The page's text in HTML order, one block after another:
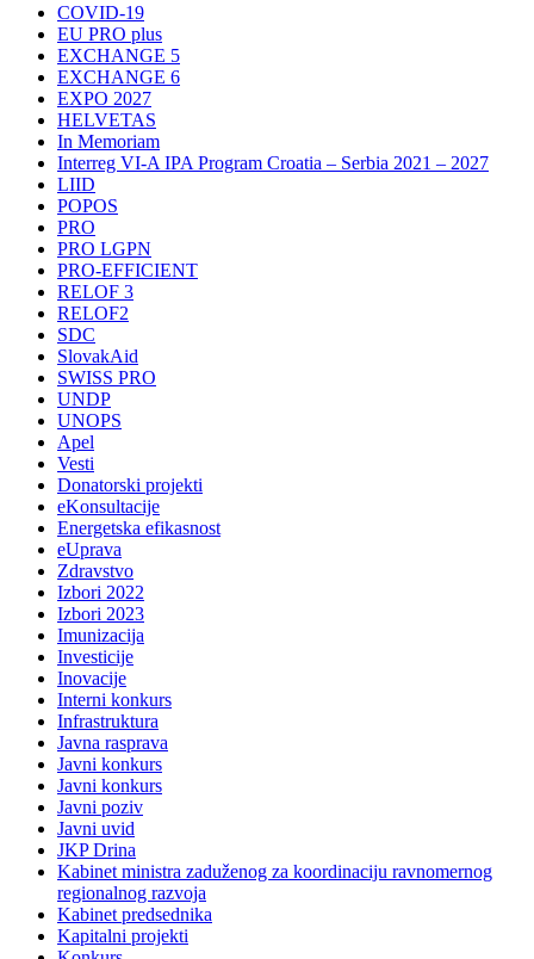
COVID-19
EU PRO plus
EXCHANGE 5
EXCHANGE 6
EXPO 2027
HELVETAS
In Memoriam
Interreg VI-A IPA Program Croatia – Serbia 2021 – 2027
LIID
POPOS
PRO
PRO LGPN
PRO-EFFICIENT
RELOF 3
RELOF2
SDC
SlovakAid
SWISS PRO
UNDP
UNOPS
Apel
Vesti
Donatorski projekti
eKonsultacije
Energetska efikasnost
eUprava
Zdravstvo
Izbori 2022
Izbori 2023
Imunizacija
Investicije
Inovacije
Interni konkurs
Infrastruktura
Javna rasprava
Javni konkurs
Javni konkurs
Javni poziv
Javni uvid
JKP Drina
Kabinet ministra zaduženog za koordinaciju ravnomernog
regionalnog razvoja
Kabinet predsednika
Kapitalni projekti